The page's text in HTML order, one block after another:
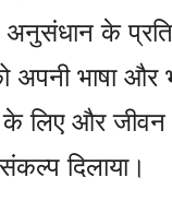
के प्रति
को अपनी भाषा
लिए और जीवन
दिलाया।